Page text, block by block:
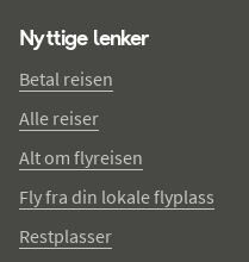
Nyttige lenker
Betal reisen
Alle reiser
Alt om flyreisen
Fly fra din lokale flyplass
Restplasser